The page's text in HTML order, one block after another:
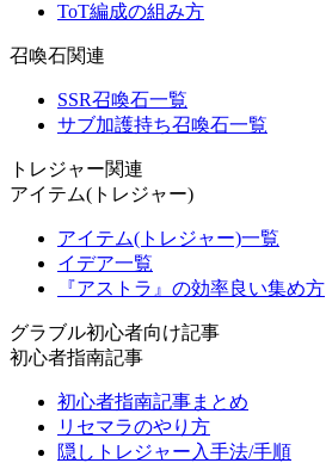
ToT編成の組み方
召喚石関連
SSR召喚石一覧
サブ加護持ち召喚石一覧
トレジャー関連
アイテム(トレジャー)
アイテム(トレジャー)一覧
イデア一覧
『アストラ』の効率良い集め方
グラブル初心者向け記事
初心者指南記事
初心者指南記事まとめ
リセマラのやり方
隠しトレジャー入手法/手順